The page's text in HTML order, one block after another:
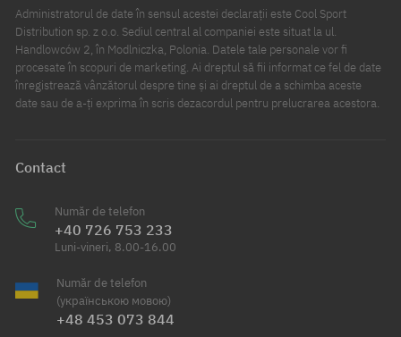
Administratorul de date în sensul acestei declarații este Cool Sport
Distribution sp. z o.o. Sediul central al companiei este situat la ul.
Handlowców 2, în Modlniczka, Polonia. Datele tale personale vor fi
procesate în scopuri de marketing. Ai dreptul să fii informat ce fel de date
înregistrează vânzătorul despre tine și ai dreptul de a schimba aceste
date sau de a-ți exprima în scris dezacordul pentru prelucrarea acestora.
Contact
Număr de telefon
+40 726 753 233
Luni-vineri, 8.00-16.00
Număr de telefon
(українською мовою)
+48 453 073 844